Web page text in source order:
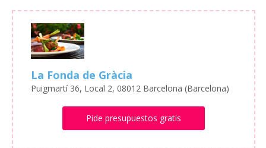
La Fonda de Gràcia
Puigmartí 36, Local 2, 08012 Barcelona (Barcelona)
Pide presupuestos gratis